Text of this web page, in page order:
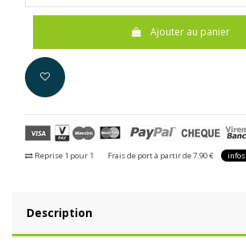
Ajouter au panier
Reprise 1 pour 1 Frais de port à partir de 7.90 € infos
Description